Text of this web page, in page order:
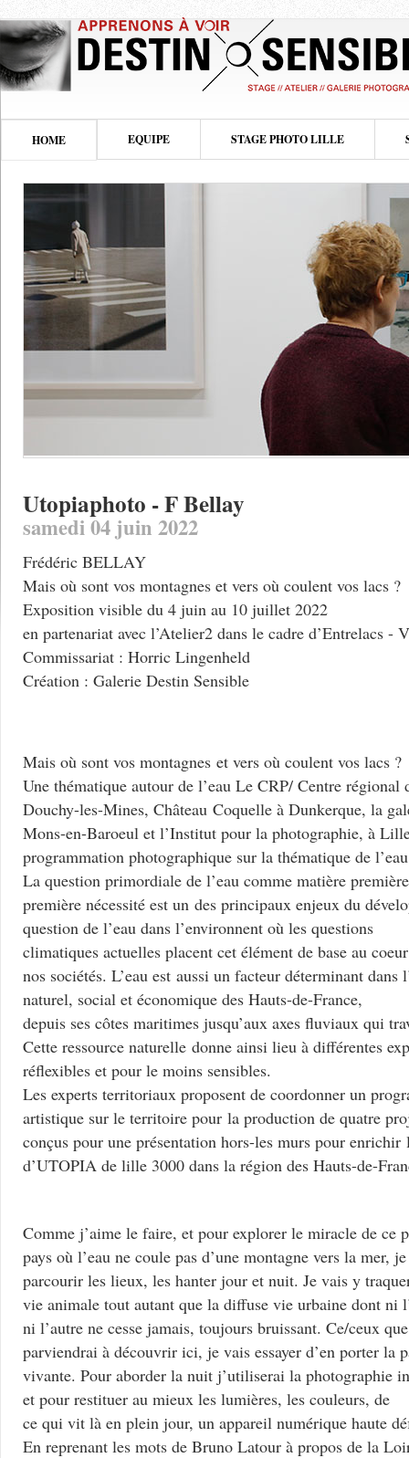
HOME EQUIPE STAGE PHOTO LILLE
Utopiaphoto - F Bellay
samedi 04 juin 2022
Frédéric BELLAY
Mais où sont vos montagnes et vers où coulent vos lacs ?
Exposition visible du 4 juin au 10 juillet 2022
en partenariat avec l’Atelier2 dans le cadre d’Entrelacs -
Commissariat : Horric Lingenheld
Création : Galerie Destin Sensible
Mais où sont vos montagnes et vers où coulent vos lacs ?
Une thématique autour de l’eau Le CRP/ Centre régional
Douchy-les-Mines, Château Coquelle à Dunkerque, la
Mons-en-Baroeul et l’Institut pour la photographie, à
programmation photographique sur la thématique de
La question primordiale de l’eau comme matière
première nécessité est un des principaux enjeux du
question de l’eau dans l’environnent où les questions
climatiques actuelles placent cet élément de base au
nos sociétés. L’eau est aussi un facteur déterminant dans
naturel, social et économique des Hauts-de-France,
depuis ses côtes maritimes jusqu’aux axes fluviaux qui
Cette ressource naturelle donne ainsi lieu à différentes
réflexibles et pour le moins sensibles.
Les experts territoriaux proposent de coordonner un
artistique sur le territoire pour la production de quatre
conçus pour une présentation hors-les murs pour enrichir
d’UTOPIA de lille 3000 dans la région des Hauts-de-
Comme j’aime le faire, et pour explorer le miracle de ce
pays où l’eau ne coule pas d’une montagne vers la mer,
parcourir les lieux, les hanter jour et nuit. Je vais y
vie animale tout autant que la diffuse vie urbaine dont ni
ni l’autre ne cesse jamais, toujours bruissant. Ce/ceux
parviendrai à découvrir ici, je vais essayer d’en porter la
vivante. Pour aborder la nuit j’utiliserai la photographie
et pour restituer au mieux les lumières, les couleurs, de
ce qui vit là en plein jour, un appareil numérique haute
En reprenant les mots de Bruno Latour à propos de la